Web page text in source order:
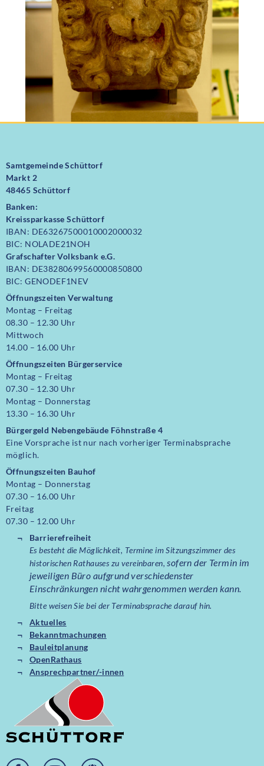
Samtgemeinde Schüttorf
Markt 2
48465 Schüttorf
Banken:
Kreissparkasse Schüttorf
IBAN: DE63267500010002000032
BIC: NOLADE21NOH
Grafschafter Volksbank e.G.
IBAN: DE38280699560000850800
BIC: GENODEF1NEV
Öffnungszeiten Verwaltung
Montag – Freitag
08.30 – 12.30 Uhr
Mittwoch
14.00 – 16.00 Uhr
Öffnungszeiten Bürgerservice
Montag – Freitag
07.30 – 12.30 Uhr
Montag – Donnerstag
13.30 – 16.30 Uhr
Bürgergeld Nebengebäude Föhnstraße 4
Eine Vorsprache ist nur nach vorheriger Terminabsprache
möglich.
Öffnungszeiten Bauhof
Montag – Donnerstag
07.30 – 16.00 Uhr
Freitag
07.30 – 12.00 Uhr
Barrierefreiheit
Es besteht die Möglichkeit, Termine im Sitzungszimmer des
historischen Rathauses zu vereinbaren,sofern der Termin im
jeweiligen Büro aufgrund verschiedenster
Einschränkungen nicht wahrgenommen werden kann.
Bitte weisen Sie bei der Terminabsprache darauf hin.
Aktuelles
Bekanntmachungen
Bauleitplanung
OpenRathaus
Ansprechpartner/-innen